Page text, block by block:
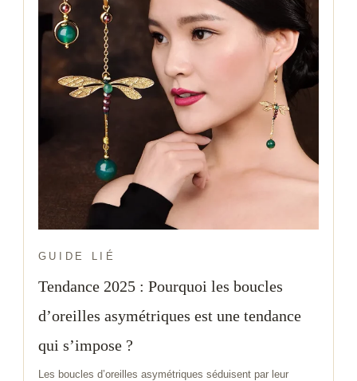
GUIDE LIÉ
Tendance 2025 : Pourquoi les boucles
d’oreilles asymétriques est une tendance
qui s’impose ?
Les boucles d’oreilles asymétriques séduisent par leur